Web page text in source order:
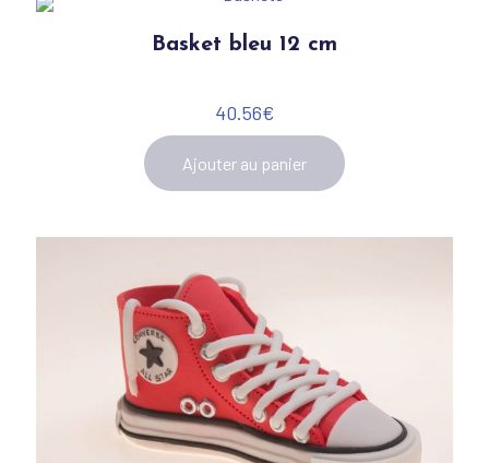
Basket bleu 12 cm
40.56€
Ajouter au panier